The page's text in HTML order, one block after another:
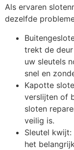
Als ervaren
dezelfde
trekt de
uw sleutels
snel en
Kapotte
verslijten of
sloten
veilig is.
Sleutel
het